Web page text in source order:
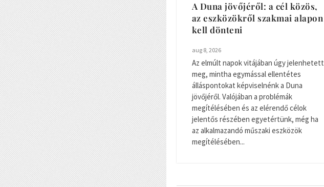
A Duna jövőjéről: a cél közös,
az eszközökről szakmai alapon
kell dönteni
aug 8, 2026
Az elmúlt napok vitájában úgy jelenhetett
meg, mintha egymással ellentétes
álláspontokat képviselnénk a Duna
jövőjéről. Valójában a problémák
megítélésében és az elérendő célok
jelentős részében egyetértünk, még ha
az alkalmazandó műszaki eszközök
megítélésében...